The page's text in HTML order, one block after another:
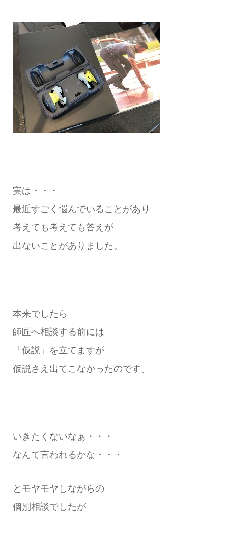
実は・・・
最近すごく悩んでいることがあり
考えても考えても答えが
出ないことがありました。
本来でしたら
師匠へ相談する前には
「仮説」を立てますが
仮説さえ出てこなかったのです。
いきたくないなぁ・・・
なんて言われるかな・・・
とモヤモヤしながらの
個別相談でしたが